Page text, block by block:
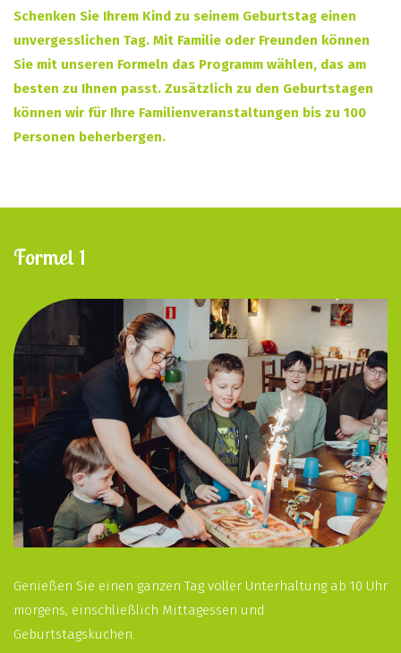
Schenken Sie Ihrem Kind zu seinem Geburtstag einen
unvergesslichen Tag. Mit Familie oder Freunden können
Sie mit unseren Formeln das Programm wählen, das am
besten zu Ihnen passt. Zusätzlich zu den Geburtstagen
können wir für Ihre Familienveranstaltungen bis zu 100
Personen beherbergen.
Formel 1
Genießen Sie einen ganzen Tag voller Unterhaltung ab 10 Uhr
morgens, einschließlich Mittagessen und
Geburtstagskuchen.